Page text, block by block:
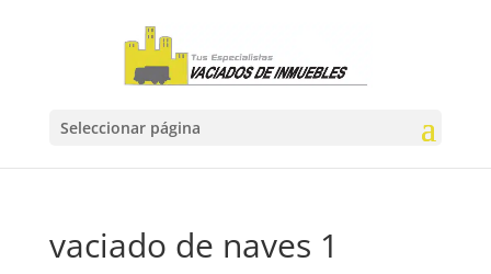
Seleccionar página
vaciado de naves 1